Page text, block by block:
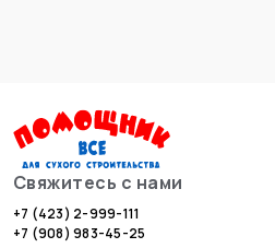
Свяжитесь с нами
+7 (423) 2-999-111
+7 (908) 983-45-25